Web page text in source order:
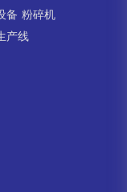
备 粉碎机
产线